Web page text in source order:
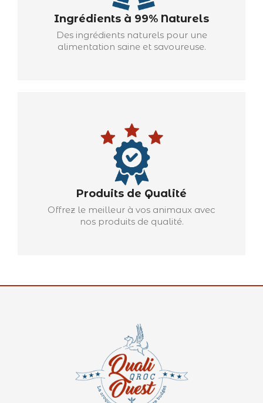
Ingrédients à 99% Naturels
Des ingrédients naturels pour une
alimentation saine et savoureuse.
Produits de Qualité
Offrez le meilleur à vos animaux avec
nos produits de qualité.